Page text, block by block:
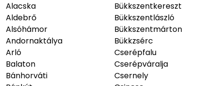
Alacska
Aldebrő
Alsóhámor
Andornaktálya
Arló
Balaton
Bánhorváti
Bükkszentkereszt
Bükkszentlászló
Bükkszentmárton
Bükkzsérc
Cserépfalu
Cserépváralja
Csernely